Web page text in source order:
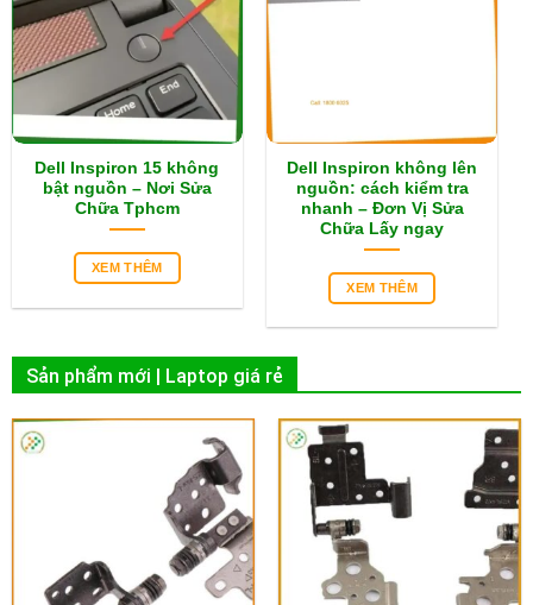
Dell Inspiron 15 không
bật nguồn – Nơi Sửa
Chữa Tphcm
XEM THÊM
Dell Inspiron không lên
nguồn: cách kiểm tra
nhanh – Đơn Vị Sửa
Chữa Lấy ngay
XEM THÊM
Sản phẩm mới | Laptop giá rẻ